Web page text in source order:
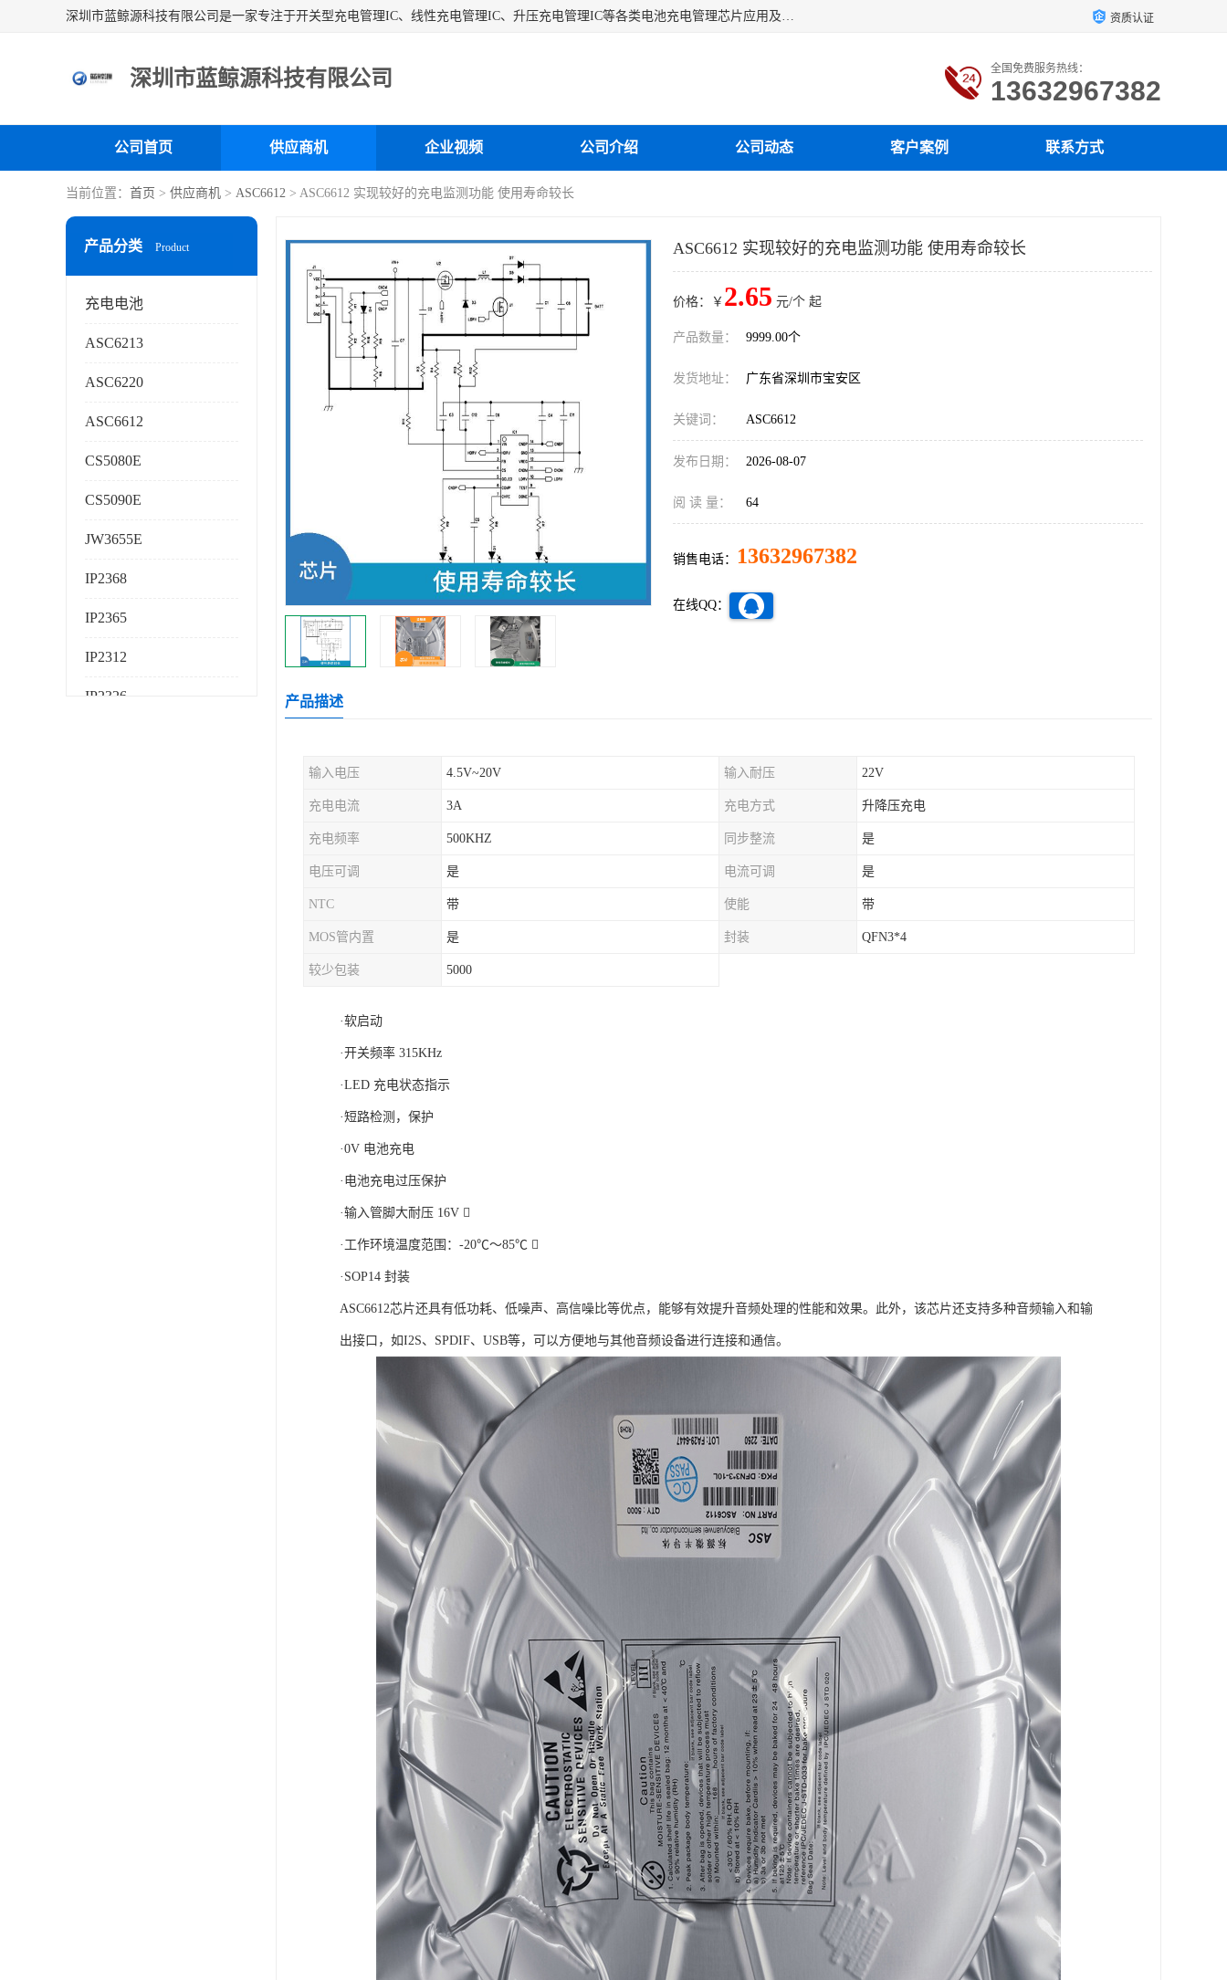
深圳市蓝鲸源科技有限公司是一家专注于开关型充电管理IC、线性充电管理IC、升压充电管理IC等各类电池充电管理芯片应用及芯片销售的企业，多年来公司为众多企业解决充电应用难题，设计缺陷，EMC超量等问题，是一家以充电技术指导为核心的充电芯片销售公司。 资质认证
深圳市蓝鲸源科技有限公司 全国免费服务热线：
13632967382
公司首页 供应商机 企业视频 公司介绍 公司动态 客户案例 联系方式
当前位置： 首页 > 供应商机 > ASC6612 > ASC6612 实现较好的充电监测功能 使用寿命较长
产品分类 Product
充电电池
ASC6213
ASC6220
ASC6612
CS5080E
CS5090E
JW3655E
IP2368
IP2365
IP2312
IP2326
ASC6612 实现较好的充电监测功能 使用寿命较长
价格：￥ 2.65 元/个 起
产品数量： 9999.00个
发货地址： 广东省深圳市宝安区
关键词： ASC6612
发布日期： 2026-08-07
阅 读 量： 64
销售电话： 13632967382
在线QQ：
产品描述
输入电压 4.5V~20V 输入耐压 22V
充电电流 3A 充电方式 升降压充电
充电频率 500KHZ 同步整流 是
电压可调 是 电流可调 是
NTC 带 使能 带
MOS管内置 是 封装 QFN3*4
较少包装 5000
·软启动
·开关频率 315KHz
·LED 充电状态指示
·短路检测，保护
·0V 电池充电
·电池充电过压保护
·输入管脚大耐压 16V 
·工作环境温度范围：-20℃～85℃ 
·SOP14 封装
ASC6612芯片还具有低功耗、低噪声、高信噪比等优点，能够有效提升音频处理的性能和效果。此外，该芯片还支持多种音频输入和输
出接口，如I2S、SPDIF、USB等，可以方便地与其他音频设备进行连接和通信。